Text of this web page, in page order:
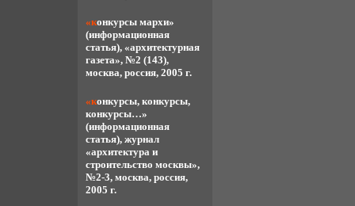
«конкурсы мархи»
(информационная
статья), «архитектурная
газета», №2 (143),
москва, россия, 2005 г.
«конкурсы, конкурсы,
конкурсы…»
(информационная
статья), журнал
«архитектура и
строительство москвы»,
№2-3, москва, россия,
2005 г.